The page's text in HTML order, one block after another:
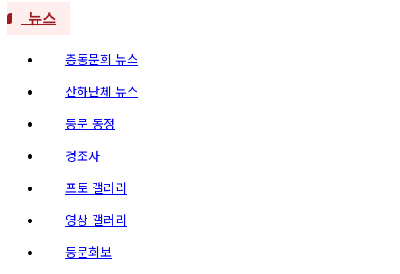
뉴스
총동문회 뉴스
산하단체 뉴스
동문 동정
경조사
포토 갤러리
영상 갤러리
동문회보